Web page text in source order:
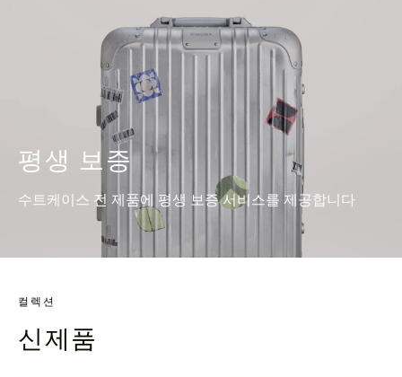
평생 보증
수트케이스 전 제품에 평생 보증 서비스를 제공합니다
컬렉션
신제품